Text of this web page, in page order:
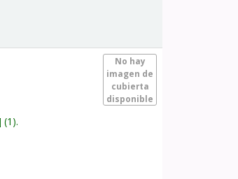
No hay
imagen de
cubierta
disponible
(1).